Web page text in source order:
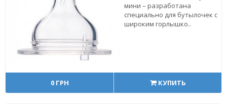
мини – разработана
специально для бутылочек с
широким горлышко..
0 ГРН КУПИТЬ